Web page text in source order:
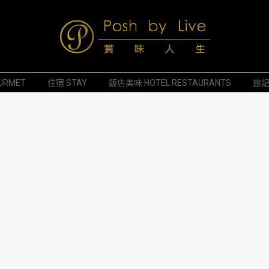
Posh
住宿 STAY 飯店美味 HOTEL RESTAURANTS 旅記